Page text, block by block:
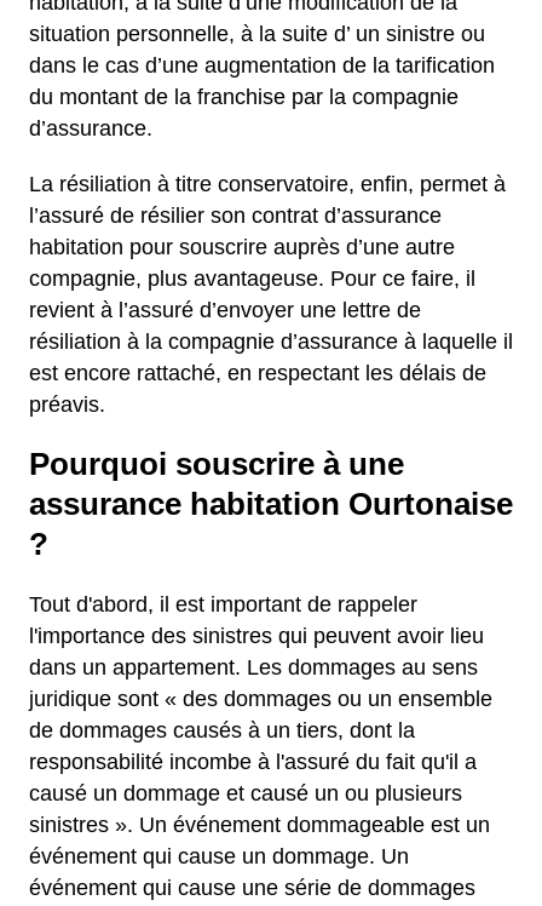
situation personnelle, à la suite d’ un sinistre ou
dans le cas d’une augmentation de la tarification
du montant de la franchise par la compagnie
d’assurance.
La résiliation à titre conservatoire, enfin, permet à
l’assuré de résilier son contrat d’assurance
habitation pour souscrire auprès d’une autre
compagnie, plus avantageuse. Pour ce faire, il
revient à l’assuré d’envoyer une lettre de
résiliation à la compagnie d’assurance à laquelle il
est encore rattaché, en respectant les délais de
préavis.
Pourquoi souscrire à une
assurance habitation Ourtonaise
?
Tout d'abord, il est important de rappeler
l'importance des sinistres qui peuvent avoir lieu
dans un appartement. Les dommages au sens
juridique sont « des dommages ou un ensemble
de dommages causés à un tiers, dont la
responsabilité incombe à l'assuré du fait qu'il a
causé un dommage et causé un ou plusieurs
sinistres ». Un événement dommageable est un
événement qui cause un dommage. Un
événement qui cause une série de dommages